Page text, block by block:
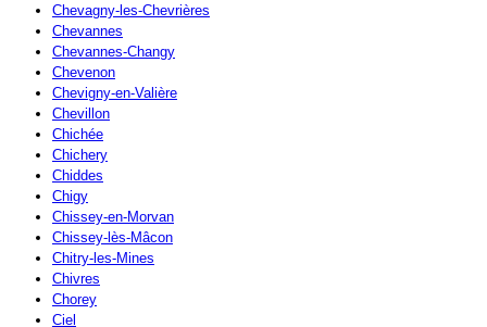
Chevagny-les-Chevrières
Chevannes
Chevannes-Changy
Chevenon
Chevigny-en-Valière
Chevillon
Chichée
Chichery
Chiddes
Chigy
Chissey-en-Morvan
Chissey-lès-Mâcon
Chitry-les-Mines
Chivres
Chorey
Ciel